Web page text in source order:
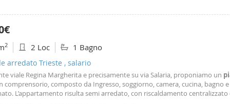
2 2 Loc 1 Bagno
arredato Trieste , salario
viale Regina Margherita e precisamente su via Salaria, proponiamo un
comprensorio, composto da Ingresso, soggiorno, camera, cucina, bagno
L’appartamento risulta semi arredato, con riscaldamento centralizzato